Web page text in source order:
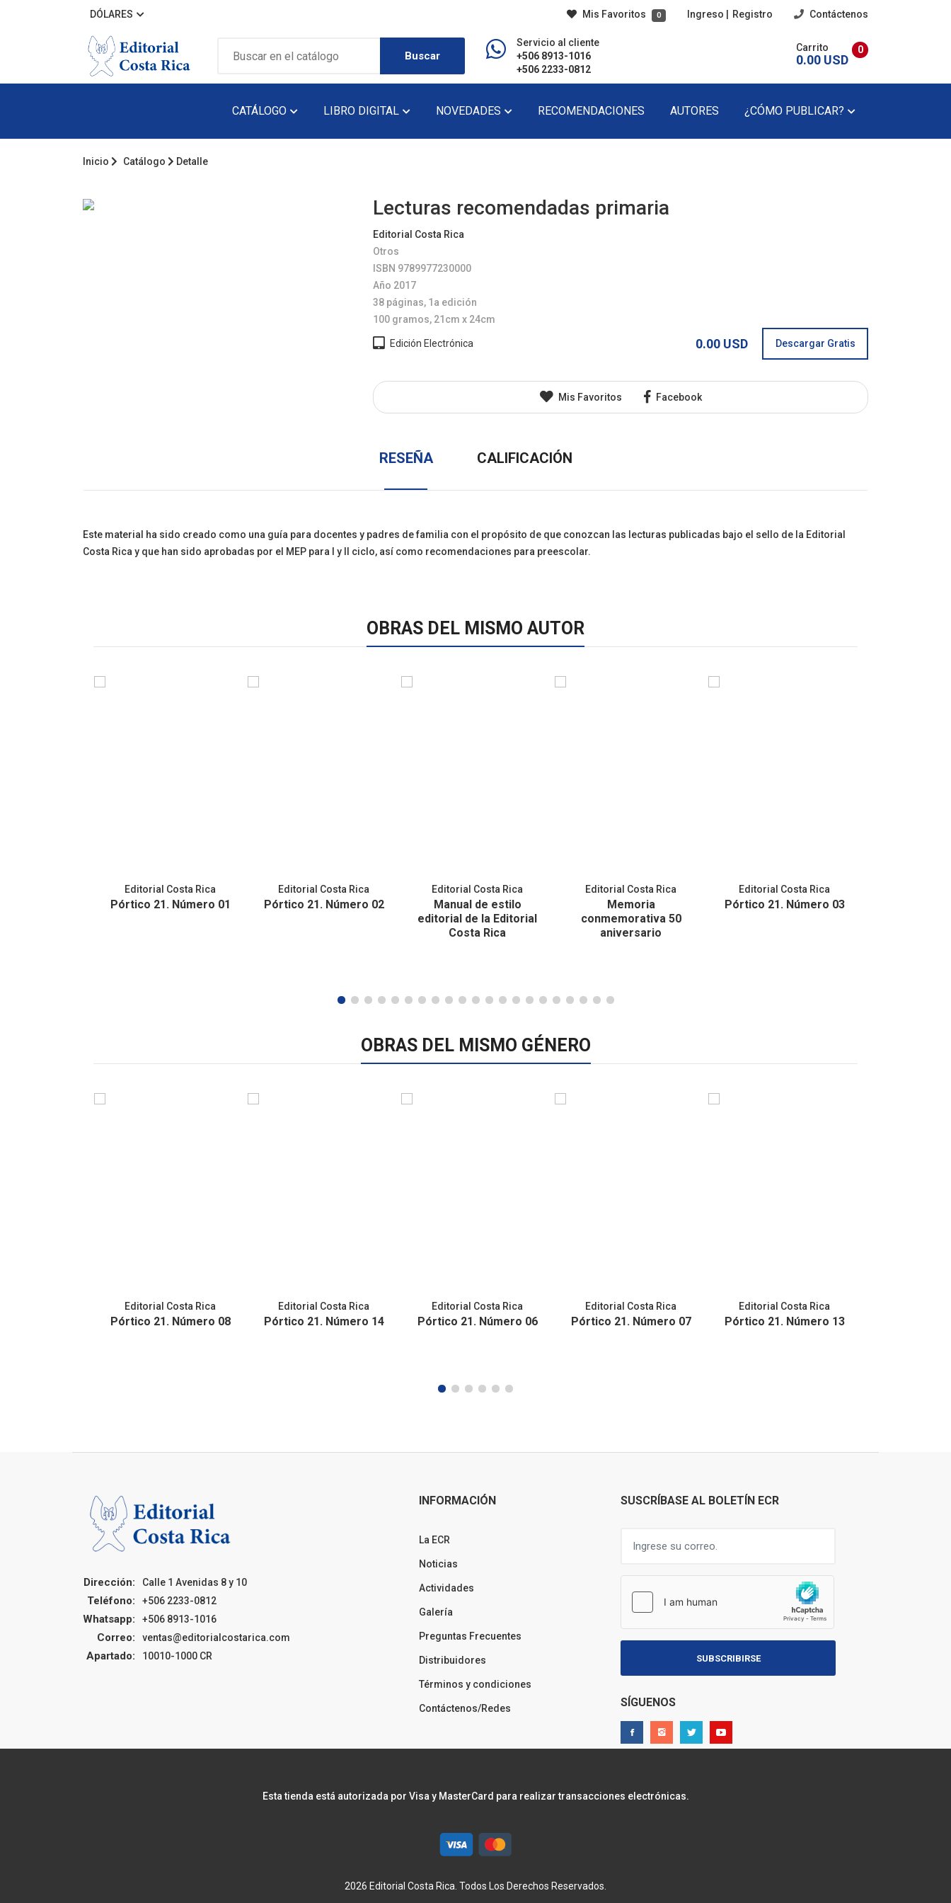
DÓLARES Mis Favoritos 0 Ingreso Registro Contáctenos
Buscar
Servicio al cliente
+506 8913-1016
+506 2233-0812
0
Carrito
0.00 USD
CATÁLOGO
Infantil
LIBRO DIGITAL NOVEDADES RECOMENDACIONES AUTORES ¿CÓMO PUBLICAR?
Inicio Catálogo Detalle
Lecturas recomendadas primaria
Editorial Costa Rica
Otros
ISBN 9789977230000
Año 2017
38 páginas, 1a edición
100 gramos, 21cm x 24cm
Edición Electrónica 0.00 USD Descargar Gratis
Mis Favoritos Facebook
RESEÑA CALIFICACIÓN
Este material ha sido creado como una guía para docentes y padres de familia con el propósito de que conozcan las lecturas publicadas bajo el sello de la Editorial
Costa Rica y que han sido aprobadas por el MEP para I y II ciclo, así como recomendaciones para preescolar.
OBRAS DEL MISMO AUTOR
Editorial Costa Rica
Pórtico 21. Número 01
Editorial Costa Rica
Pórtico 21. Número 02
Editorial Costa Rica
Manual de estilo
editorial de la Editorial
Costa Rica
Editorial Costa Rica
Memoria
conmemorativa 50
aniversario
Editorial Costa Rica
Pórtico 21. Número 03
OBRAS DEL MISMO GÉNERO
Editorial Costa Rica
Pórtico 21. Número 08
Editorial Costa Rica
Pórtico 21. Número 14
Editorial Costa Rica
Pórtico 21. Número 06
Editorial Costa Rica
Pórtico 21. Número 07
Editorial Costa Rica
Pórtico 21. Número 13
Dirección: Calle 1 Avenidas 8 y 10
Teléfono: +506 2233-0812
Whatsapp: +506 8913-1016
Correo: ventas@editorialcostarica.com
Apartado: 10010-1000 CR
INFORMACIÓN
La ECR
Noticias
Actividades
Galería
Preguntas Frecuentes
Distribuidores
Términos y condiciones
Contáctenos/Redes
SUSCRÍBASE AL BOLETÍN ECR
SUBSCRIBIRSE
SÍGUENOS
Esta tienda está autorizada por Visa y MasterCard para realizar transacciones electrónicas.
2026 Editorial Costa Rica. Todos Los Derechos Reservados.